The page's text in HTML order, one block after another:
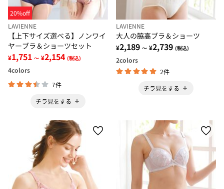
20%off
LAVIENNE
【上下サイズ選べる】ノンワイ
ヤーブラ＆ショーツセット
¥1,751 ～ ¥2,154 (税込)
4colors
7件
チラ見をする
LAVIENNE
大人の脇高ブラ＆ショーツ
¥2,189 ～ ¥2,739 (税込)
2colors
2件
チラ見をする